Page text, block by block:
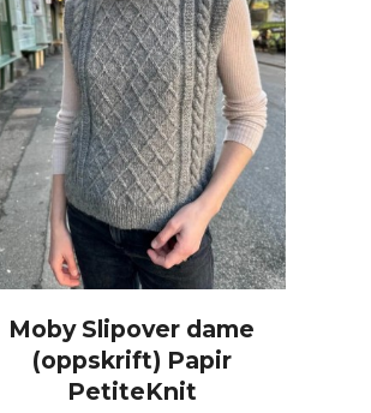
Moby Slipover dame
(oppskrift) Papir
PetiteKnit